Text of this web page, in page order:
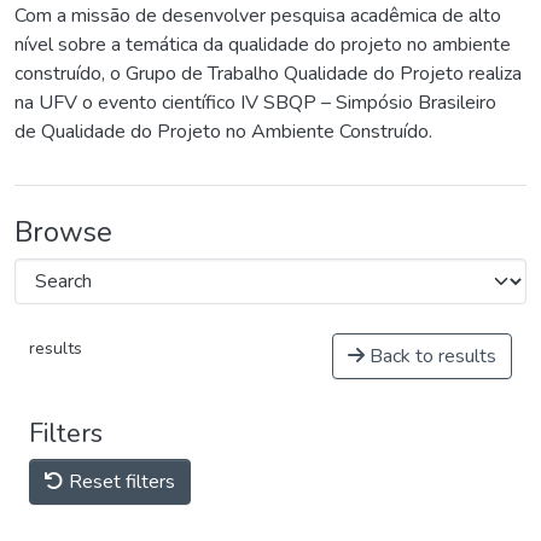
Com a missão de desenvolver pesquisa acadêmica de alto
nível sobre a temática da qualidade do projeto no ambiente
construído, o Grupo de Trabalho Qualidade do Projeto realiza
na UFV o evento científico IV SBQP – Simpósio Brasileiro
de Qualidade do Projeto no Ambiente Construído.
Browse
results Back to results
Filters
Reset filters